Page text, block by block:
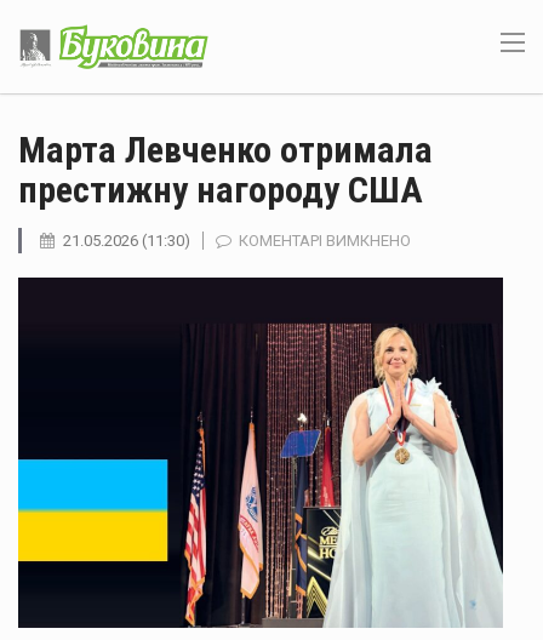
Марта Левченко отримала
престижну нагороду США
21.05.2026 (11:30) КОМЕНТАРІ ВИМКНЕНО
ПРЕСТИЖНУ
НАГОРОДУ
США